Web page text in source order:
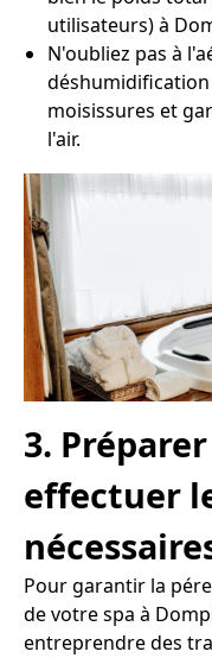
utilisateurs) à
N'oubliez pas à
moisissures et
l'air.
3.
effectuer
Pour garantir la
de votre spa à
entreprendre des